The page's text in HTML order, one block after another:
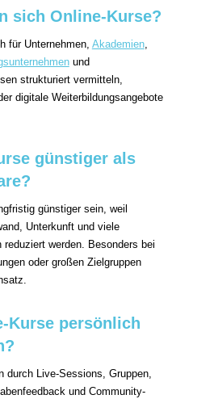
sich Online-Kurse?
für Unternehmen, Akademien,
und
strukturiert vermitteln,
digitale Weiterbildungsangebote
günstiger als
günstiger sein, weil
Unterkunft und viele
werden. Besonders bei
oder großen Zielgruppen
Kurse persönlich
durch Live-Sessions, Gruppen,
und Community-